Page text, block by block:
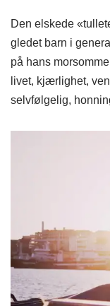
Den elskede
gledet barn i
på hans
livet, kjærlighet,
selvfølgelig,